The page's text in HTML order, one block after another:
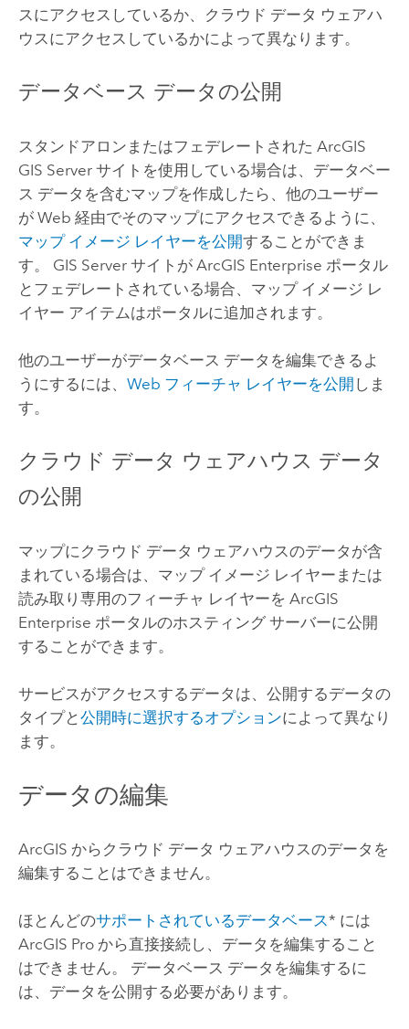
スにアクセスしているか、クラウド データ ウェアハ
ウスにアクセスしているかによって異なります。
データベース データの公開
スタンドアロンまたはフェデレートされた ArcGIS
GIS Serverサイトを使用している場合は、データベー
ス データを含むマップを作成したら、他のユーザー
が Web 経由でそのマップにアクセスできるように、
マップ イメージ レイヤーを公開することができま
す。 GIS Serverサイトが ArcGIS Enterprise ポータル
とフェデレートされている場合、マップ イメージ レ
イヤー アイテムはポータルに追加されます。
他のユーザーがデータベース データを編集できるよ
うにするには、 Web フィーチャ レイヤーを公開 しま
す。
クラウド データ ウェアハウス データ
の公開
マップにクラウド データ ウェアハウスのデータが含
まれている場合は、マップ イメージ レイヤーまたは
読み取り専用のフィーチャ レイヤーを ArcGIS
Enterprise ポータルのホスティング サーバーに公開
することができます。
サービスがアクセスするデータは、公開するデータの
タイプと公開時に選択するオプションによって異なり
ます。
データの編集
ArcGIS からクラウド データ ウェアハウスのデータを
編集することはできません。
ほとんどのサポートされているデータベース* には
ArcGIS Proから直接接続し、データを編集すること
はできません。 データベース データを編集するに
は、データを公開する必要があります。